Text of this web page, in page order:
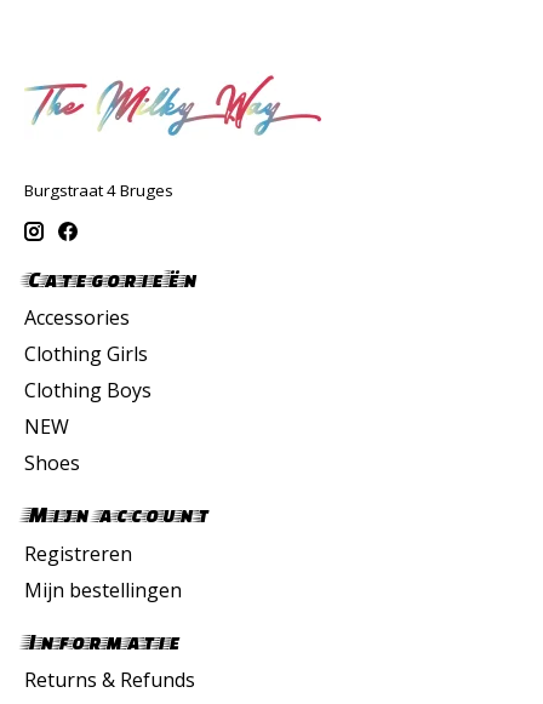
Burgstraat 4 Bruges
Categorieën
Accessories
Clothing Girls
Clothing Boys
NEW
Shoes
Mijn account
Registreren
Mijn bestellingen
Informatie
Returns & Refunds